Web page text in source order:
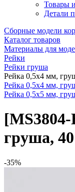
Товары
Детали
Сборные модели
Каталог товаров
Материалы для
Рейки
Рейки груша
Рейка 0,5х4 мм,
Рейка 0,5х4 мм,
Рейка 0,5х5 мм,
[MS3804-
груша,
-35%